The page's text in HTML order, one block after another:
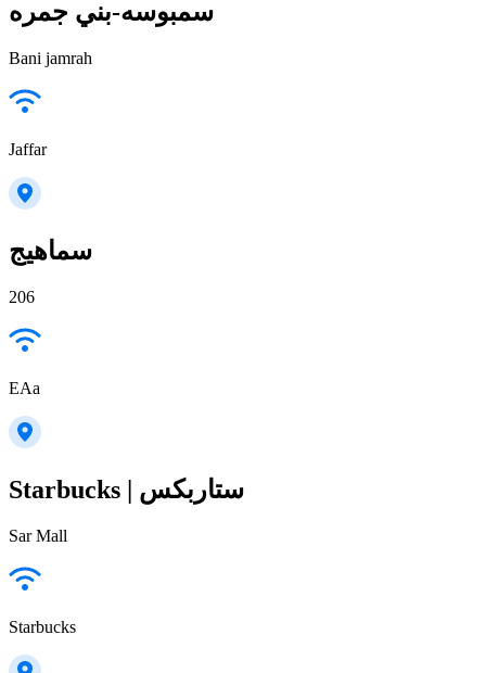
سمبوسه-بني جمره
Bani jamrah
Jaffar
سماهيج
206
EAa
Starbucks | ستاربكس
Sar Mall
Starbucks